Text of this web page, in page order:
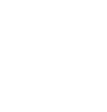
с junior на
вакансии, как
к поиску
страну, где